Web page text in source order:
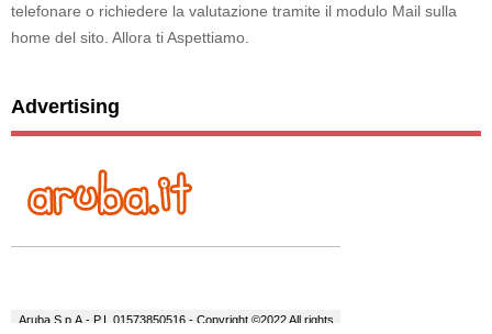
telefonare o richiedere la valutazione tramite il modulo Mail sulla
home del sito. Allora ti Aspettiamo.
Advertising